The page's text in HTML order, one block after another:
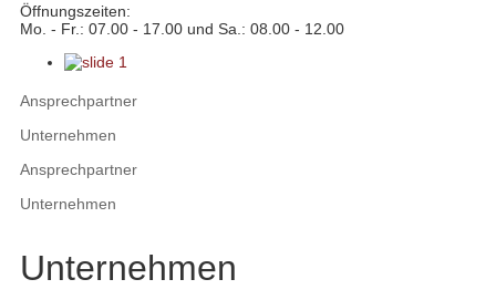
Öffnungszeiten:
Mo. - Fr.: 07.00 - 17.00 und Sa.: 08.00 - 12.00
Ansprechpartner
Unternehmen
Ansprechpartner
Unternehmen
Unternehmen